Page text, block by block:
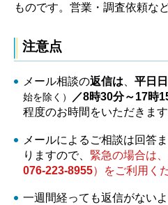
ものです。営業・調査依頼な
注意点
メール相談の返信は 平日
始を除く）
／8時30分～17時
程度のお時間をいただきます
メールによるご相談は回答
りますので、 緊急の場合は
076-223-8955）をご利用く
一週間経っても返信がない